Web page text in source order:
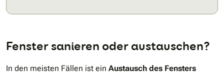
Fenster sanieren oder austauschen?
In den meisten Fällen ist ein Austausch des Fensters